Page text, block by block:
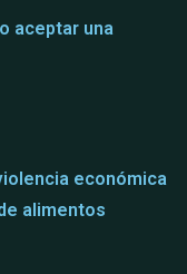
aceptar una
económica
alimentos